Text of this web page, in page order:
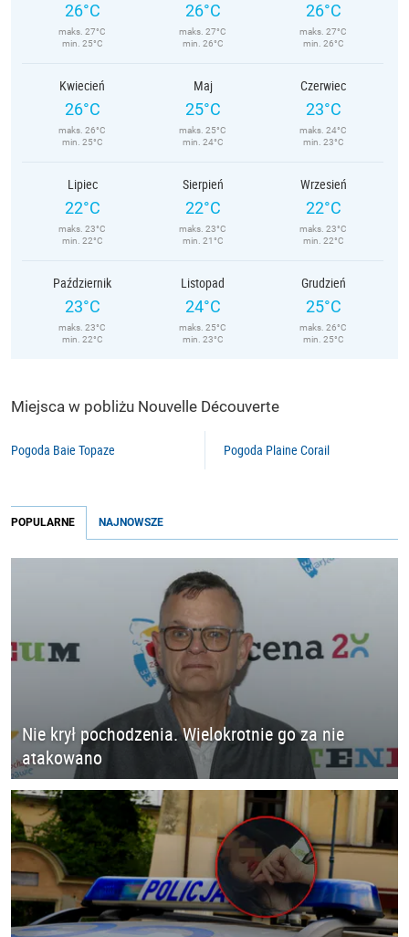
26°C
maks. 27°C
min. 25°C
26°C
maks. 27°C
min. 26°C
26°C
maks. 27°C
min. 26°C
Kwiecień
26°C
maks. 26°C
min. 25°C
Maj
25°C
maks. 25°C
min. 24°C
Czerwiec
23°C
maks. 24°C
min. 23°C
Lipiec
22°C
maks. 23°C
min. 22°C
Sierpień
22°C
maks. 23°C
min. 21°C
Wrzesień
22°C
maks. 23°C
min. 22°C
Październik
23°C
maks. 23°C
min. 22°C
Listopad
24°C
maks. 25°C
min. 23°C
Grudzień
25°C
maks. 26°C
min. 25°C
Miejsca w pobliżu Nouvelle Découverte
Pogoda Baie Topaze Pogoda Plaine Corail
POPULARNE NAJNOWSZE
Nie krył pochodzenia. Wielokrotnie go za nie
atakowano